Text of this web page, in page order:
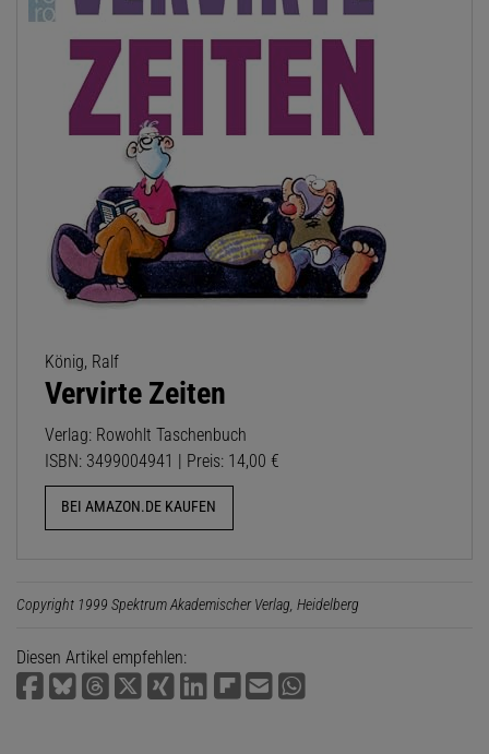
König, Ralf
Vervirte Zeiten
Verlag: Rowohlt Taschenbuch
ISBN: 3499004941 | Preis: 14,00 €
BEI AMAZON.DE KAUFEN
Copyright 1999 Spektrum Akademischer Verlag, Heidelberg
Diesen Artikel empfehlen: